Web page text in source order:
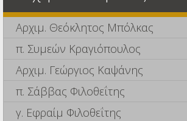
Αρχιμ. Θεόκλητος Μπόλκας
π. Συμεών Κραγιόπουλος
Αρχιμ. Γεώργιος Καψάνης
π. Σάββας Φιλοθεΐτης
γ. Εφραίμ Φιλοθεΐτης